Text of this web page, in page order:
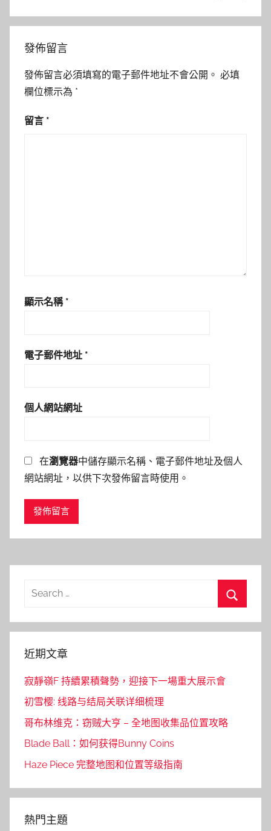
發佈留言
發佈留言必須填寫的電子郵件地址不會公開。 必填
欄位標示為 *
留言 *
顯示名稱 *
電子郵件地址 *
個人網站網址
在瀏覽器中儲存顯示名稱、電子郵件地址及個人
網站網址，以供下次發佈留言時使用。
Search
近期文章
寂靜嶺F 持續累積聲勢，迎接下一場重大展示會
初雪樱: 线路与结局关联详细梳理
哥布林维克：窃贼大亨 – 全地图收集品位置攻略
Blade Ball：如何获得Bunny Coins
Haze Piece 完整地图和位置等级指南
熱門主題